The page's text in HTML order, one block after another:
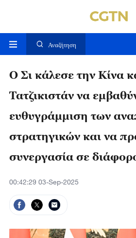
Αναζήτηση
Ο Σι κάλεσε την Κίνα
Τατζικιστάν να
ευθυγράμμιση των
στρατηγικών και να
συνεργασία σε
00:42:29 03-Sep-2025